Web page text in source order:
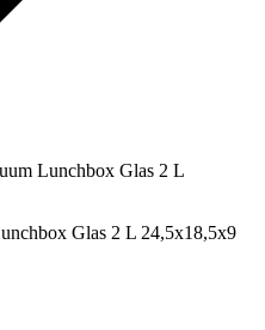
Lunchbox Glas 2 L
Glas 2 L 24,5x18,5x9